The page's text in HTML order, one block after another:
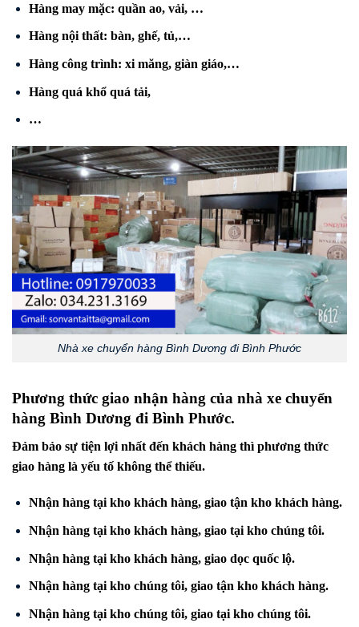
Hàng may mặc: quần ao, vải, …
Hàng nội thất: bàn, ghế, tủ,…
Hàng công trình: xi măng, giàn giáo,…
Hàng quá khổ quá tải,
…
Nhà xe chuyển hàng Bình Dương đi Bình Phước
Phương thức giao nhận hàng của nhà xe chuyển
hàng Bình Dương đi Bình Phước.
Đảm bảo sự tiện lợi nhất đến khách hàng thì phương thức
giao hàng là yếu tố không thể thiếu.
Nhận hàng tại kho khách hàng, giao tận kho khách hàng.
Nhận hàng tại kho khách hàng, giao tại kho chúng tôi.
Nhận hàng tại kho khách hàng, giao dọc quốc lộ.
Nhận hàng tại kho chúng tôi, giao tận kho khách hàng.
Nhận hàng tại kho chúng tôi, giao tại kho chúng tôi.